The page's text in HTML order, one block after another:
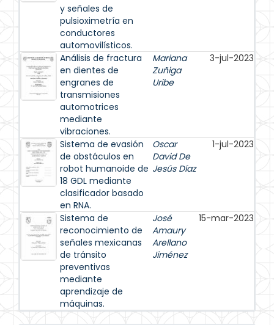
y señales de
pulsioximetría en
conductores
automovilísticos.
Análisis de fractura
en dientes de
engranes de
transmisiones
automotrices
mediante
vibraciones.
Mariana
Zuñiga
Uribe
3-jul-2023
Sistema de evasión
de obstáculos en
robot humanoide de
18 GDL mediante
clasificador basado
en RNA.
Oscar
David De
Jesús Díaz
1-jul-2023
Sistema de
reconocimiento de
señales mexicanas
de tránsito
preventivas
mediante
aprendizaje de
máquinas.
José
Amaury
Arellano
Jiménez
15-mar-2023